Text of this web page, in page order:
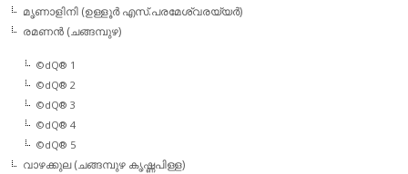
മൃണാളിനി (ഉള്ളൂര്‍ എസ്.പരമേശ്വരയ്യര്‍)
രമണന്‍ (ചങ്ങമ്പുഴ)
©dQ® 1
©dQ® 2
©dQ® 3
©dQ® 4
©dQ® 5
വാഴക്കുല (ചങ്ങമ്പുഴ കൃഷ്ണപിള്ള)